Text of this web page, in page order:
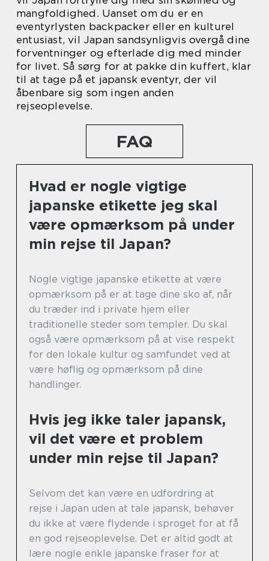
mangfoldighed. Uanset om du er en
eventyrlysten backpacker eller en kulturel
entusiast, vil Japan sandsynligvis overgå dine
forventninger og efterlade dig med minder
for livet. Så sørg for at pakke din kuffert, klar
til at tage på et japansk eventyr, der vil
åbenbare sig som ingen anden
rejseoplevelse.
FAQ
Hvad er nogle vigtige
japanske etikette jeg skal
være opmærksom på under
min rejse til Japan?
Nogle vigtige japanske etikette at være
opmærksom på er at tage dine sko af, når
du træder ind i private hjem eller
traditionelle steder som templer. Du skal
også være opmærksom på at vise respekt
for den lokale kultur og samfundet ved at
være høflig og opmærksom på dine
handlinger.
Hvis jeg ikke taler japansk,
vil det være et problem
under min rejse til Japan?
Selvom det kan være en udfordring at
rejse i Japan uden at tale japansk, behøver
du ikke at være flydende i sproget for at få
en god rejseoplevelse. Det er altid godt at
lære nogle enkle japanske fraser for at